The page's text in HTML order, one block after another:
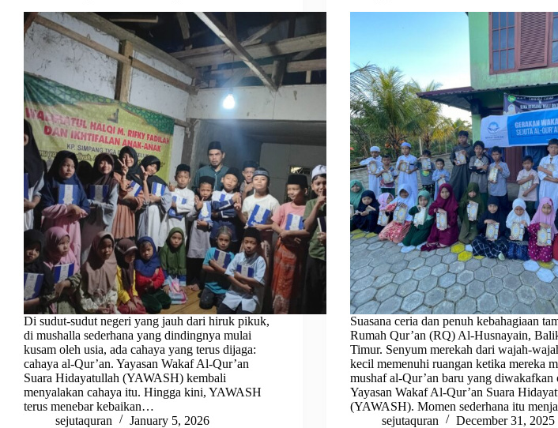
Di sudut-sudut negeri yang jauh dari hiruk pikuk,
di mushalla sederhana yang dindingnya mulai
kusam oleh usia, ada cahaya yang terus dijaga:
cahaya al-Qur’an. Yayasan Wakaf Al-Qur’an
Suara Hidayatullah (YAWASH) kembali
menyalakan cahaya itu. Hingga kini, YAWASH
terus menebar kebaikan…
sejutaquran
January 5, 2026
Suasana ceria dan penuh kebahagiaan
Rumah Qur’an (RQ) Al-Husnayain,
Timur. Senyum merekah dari wajah-
kecil memenuhi ruangan ketika mereka
mushaf al-Qur’an baru yang diwakafkan
Yayasan Wakaf Al-Qur’an Suara
(YAWASH). Momen sederhana itu
sejutaquran
December 31, 2025